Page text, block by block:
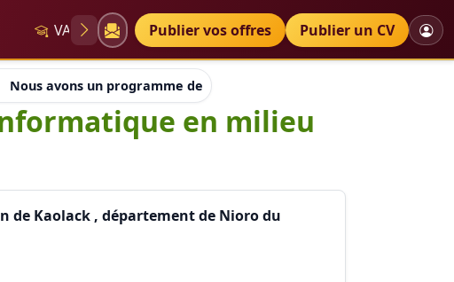
VAE Diplômes Petites annonces
Publier vos offres Publier un CV
Nous avons un programme de formation en informatique en milieu
en milieu
Kaolack , département de Nioro du